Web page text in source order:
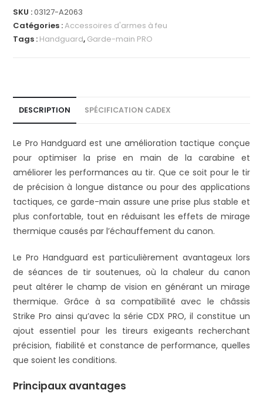
n
e
SKU :03127-A2063
Catégories :Accessoires d'armes à feu
Tags : Handguard, Garde-main PRO
DESCRIPTION SPÉCIFICATION CADEX
Le Pro Handguard est une amélioration tactique conçue
pour optimiser la prise en main de la carabine et
améliorer les performances au tir. Que ce soit pour le tir
de précision à longue distance ou pour des applications
tactiques, ce garde-main assure une prise plus stable et
plus confortable, tout en réduisant les effets de mirage
thermique causés par l’échauffement du canon.
Le Pro Handguard est particulièrement avantageux lors
de séances de tir soutenues, où la chaleur du canon
peut altérer le champ de vision en générant un mirage
thermique. Grâce à sa compatibilité avec le châssis
Strike Pro ainsi qu’avec la série CDX PRO, il constitue un
ajout essentiel pour les tireurs exigeants recherchant
précision, fiabilité et constance de performance, quelles
que soient les conditions.
Principaux avantages